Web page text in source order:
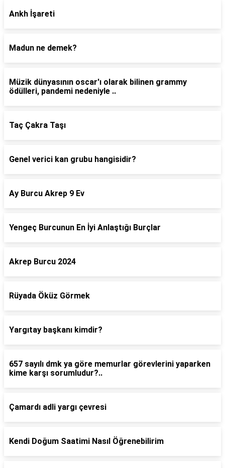
Ankh İşareti
Madun ne demek?
Müzik dünyasının oscar'ı olarak bilinen grammy
ödülleri, pandemi nedeniyle ..
Taç Çakra Taşı
Genel verici kan grubu hangisidir?
Ay Burcu Akrep 9 Ev
Yengeç Burcunun En İyi Anlaştığı Burçlar
Akrep Burcu 2024
Rüyada Öküz Görmek
Yargıtay başkanı kimdir?
657 sayılı dmk ya göre memurlar görevlerini yaparken
kime karşı sorumludur?..
Çamardı adli yargı çevresi
Kendi Doğum Saatimi Nasıl Öğrenebilirim